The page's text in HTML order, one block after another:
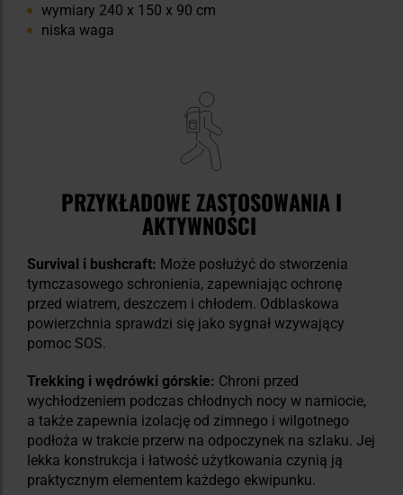
wymiary 240 x 150 x 90 cm
niska waga
PRZYKŁADOWE ZASTOSOWANIA I
AKTYWNOŚCI
Survival i bushcraft: Może posłużyć do stworzenia
tymczasowego schronienia, zapewniając ochronę
przed wiatrem, deszczem i chłodem. Odblaskowa
powierzchnia sprawdzi się jako sygnał wzywający
pomoc SOS.
Trekking i wędrówki górskie: Chroni przed
wychłodzeniem podczas chłodnych nocy w namiocie,
a także zapewnia izolację od zimnego i wilgotnego
podłoża w trakcie przerw na odpoczynek na szlaku. Jej
lekka konstrukcja i łatwość użytkowania czynią ją
praktycznym elementem każdego ekwipunku.